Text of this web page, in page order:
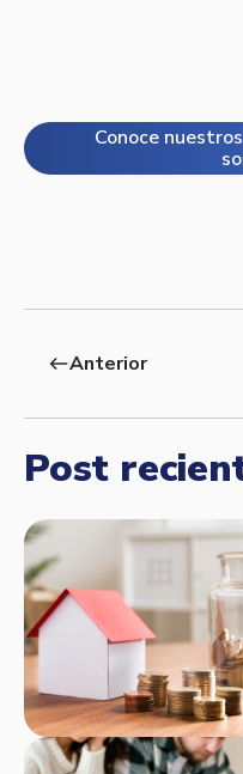
Conoce
westAnterior
Post